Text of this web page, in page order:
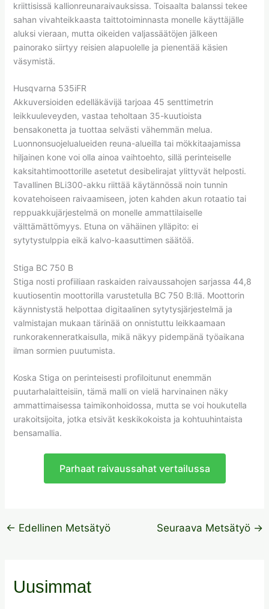
kriittisissä kallionreunaraivauksissa. Toisaalta balanssi tekee
sahan vivahteikkaasta taittotoiminnasta monelle käyttäjälle
aluksi vieraan, mutta oikeiden valjassäätöjen jälkeen
painorako siirtyy reisien alapuolelle ja pienentää käsien
väsymistä.
Husqvarna 535iFR
Akkuversioiden edelläkävijä tarjoaa 45 senttimetrin
leikkuuleveyden, vastaa teholtaan 35-kuutioista
bensakonetta ja tuottaa selvästi vähemmän melua.
Luonnonsuojelualueiden reuna-alueilla tai mökkitaajamissa
hiljainen kone voi olla ainoa vaihtoehto, sillä perinteiselle
kaksitahtimoottorille asetetut desibelirajat ylittyvät helposti.
Tavallinen BLi300-akku riittää käytännössä noin tunnin
kovatehoiseen raivaamiseen, joten kahden akun rotaatio tai
reppuakkujärjestelmä on monelle ammattilaiselle
välttämättömyys. Etuna on vähäinen ylläpito: ei
sytytystulppia eikä kalvo-kaasuttimen säätöä.
Stiga BC 750 B
Stiga nosti profiiliaan raskaiden raivaussahojen sarjassa 44,8
kuutiosentin moottorilla varustetulla BC 750 B:llä. Moottorin
käynnistystä helpottaa digitaalinen sytytysjärjestelmä ja
valmistajan mukaan tärinää on onnistuttu leikkaamaan
runkorakenneratkaisulla, mikä näkyy pidempänä työaikana
ilman sormien puutumista.
Koska Stiga on perinteisesti profiloitunut enemmän
puutarhalaitteisiin, tämä malli on vielä harvinainen näky
ammattimaisessa taimikonhoidossa, mutta se voi houkutella
urakoitsijoita, jotka etsivät keskikokoista ja kohtuuhintaista
bensamallia.
Parhaat raivaussahat vertailussa
← Edellinen Metsätyö Seuraava Metsätyö →
Uusimmat